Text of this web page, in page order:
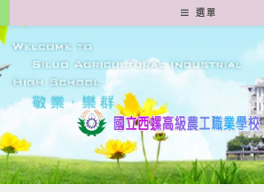
轉
至
要
容
選單